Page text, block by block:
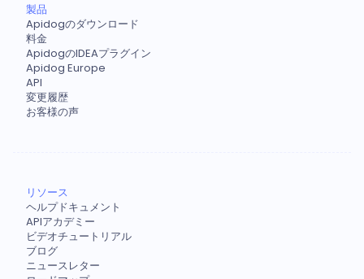
製品
Apidogのダウンロード
料金
ApidogのIDEAプラグイン
Apidog Europe
API
変更履歴
お客様の声
リソース
ヘルプドキュメント
APIアカデミー
ビデオチュートリアル
ブログ
ニュースレター